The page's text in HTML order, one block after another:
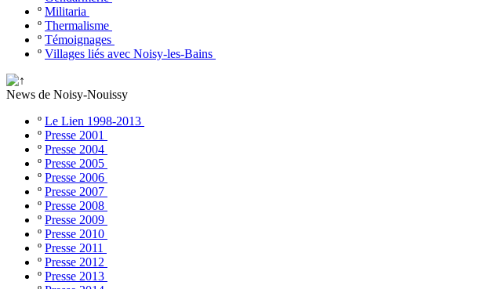
º Militaria
º Thermalisme
º Témoignages
º Villages liés avec Noisy-les-Bains
News de Noisy-Nouissy
º Le Lien 1998-2013
º Presse 2001
º Presse 2004
º Presse 2005
º Presse 2006
º Presse 2007
º Presse 2008
º Presse 2009
º Presse 2010
º Presse 2011
º Presse 2012
º Presse 2013